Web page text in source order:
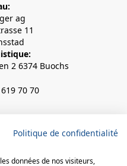
ag
11
2 6374 Buochs
70 70
Politique de confidentialité
données de nos visiteurs,